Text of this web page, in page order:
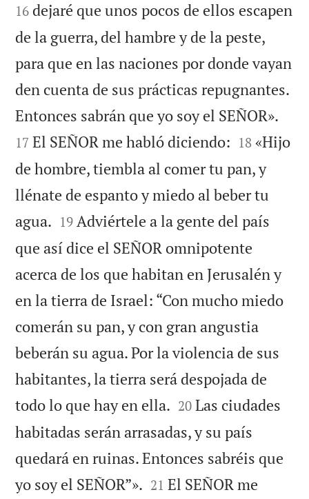
16 dejaré que unos pocos de ellos escapen
de la guerra, del hambre y de la peste,
para que en las naciones por donde vayan
den cuenta de sus prácticas repugnantes.
Entonces sabrán que yo soy el SEÑOR».
17 El SEÑOR me habló diciendo: 

18 «Hijo
de hombre, tiembla al comer tu pan, y
llénate de espanto y miedo al beber tu
agua. 

19 Adviértele a la gente del país
que así dice el SEÑOR omnipotente
acerca de los que habitan en Jerusalén y
en la tierra de Israel: “Con mucho miedo
comerán su pan, y con gran angustia
beberán su agua. Por la violencia de sus
habitantes, la tierra será despojada de
todo lo que hay en ella. 

20 Las ciudades
habitadas serán arrasadas, y su país
quedará en ruinas. Entonces sabréis que
yo soy el SEÑOR”». 

21 El SEÑOR me